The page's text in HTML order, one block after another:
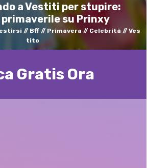
a Vestiti per stupire:
su Prinxy
Bff Primavera Celebrità
Ves
tito
Gratis Ora